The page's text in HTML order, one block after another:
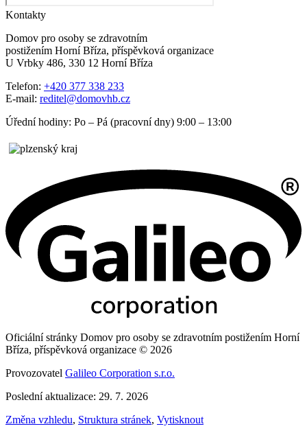
Kontakty
Domov pro osoby se zdravotním
postižením Horní Bříza, příspěvková organizace
U Vrbky 486, 330 12 Horní Bříza
Telefon: +420 377 338 233
E-mail: reditel@domovhb.cz
Úřední hodiny: Po – Pá (pracovní dny) 9:00 – 13:00
Oficiální stránky Domov pro osoby se zdravotním postižením Horní
Bříza, příspěvková organizace © 2026
Provozovatel Galileo Corporation s.r.o.
Poslední aktualizace: 29. 7. 2026
Změna vzhledu, Struktura stránek, Vytisknout